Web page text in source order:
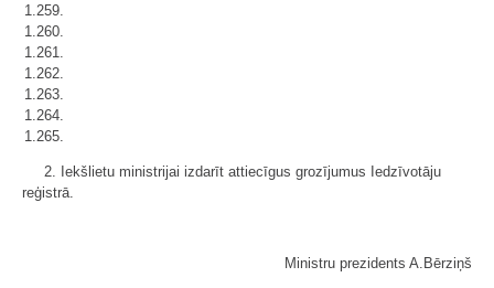
1.259.
1.260.
1.261.
1.262.
1.263.
1.264.
1.265.
2. Iekšlietu ministrijai izdarīt attiecīgus grozījumus Iedzīvotāju
reģistrā.
Ministru prezidents A.Bērziņš